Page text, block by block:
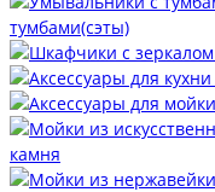
тумбами(сэты)
камня